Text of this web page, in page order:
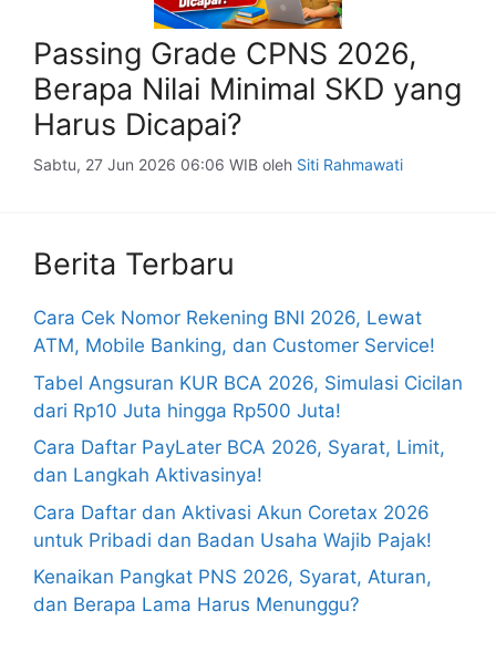
Passing Grade CPNS 2026,
Berapa Nilai Minimal SKD yang
Harus Dicapai?
Sabtu, 27 Jun 2026 06:06 WIB oleh Siti Rahmawati
Berita Terbaru
Cara Cek Nomor Rekening BNI 2026, Lewat
ATM, Mobile Banking, dan Customer Service!
Tabel Angsuran KUR BCA 2026, Simulasi Cicilan
dari Rp10 Juta hingga Rp500 Juta!
Cara Daftar PayLater BCA 2026, Syarat, Limit,
dan Langkah Aktivasinya!
Cara Daftar dan Aktivasi Akun Coretax 2026
untuk Pribadi dan Badan Usaha Wajib Pajak!
Kenaikan Pangkat PNS 2026, Syarat, Aturan,
dan Berapa Lama Harus Menunggu?